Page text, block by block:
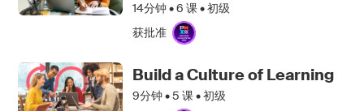
14分钟 •6 课 • 初级
获批准
Build a Culture of Learning
9分钟 •5 课 • 初级